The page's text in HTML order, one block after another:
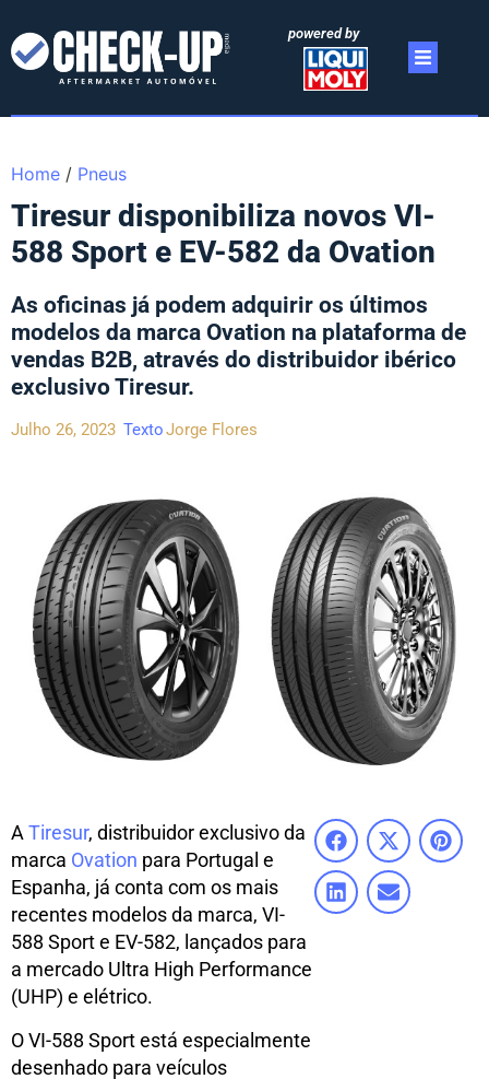
powered by
Home / Pneus
Tiresur disponibiliza novos VI-
588 Sport e EV-582 da Ovation
As oficinas já podem adquirir os últimos
modelos da marca Ovation na plataforma de
vendas B2B, através do distribuidor ibérico
exclusivo Tiresur.
Julho 26, 2023 TextoJorge Flores
ATiresur, distribuidor exclusivo da
marca Ovation para Portugal e
Espanha, já conta com os mais
recentes modelos da marca, VI-
588 Sport e EV-582, lançados para
a mercado Ultra High Performance
(UHP) e elétrico.
O VI-588 Sport está especialmente
desenhado para veículos